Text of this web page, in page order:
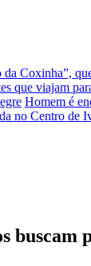
Coxinha”,
que viajam
Homem é
no Centro de